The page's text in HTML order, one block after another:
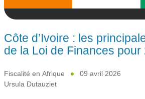
Côte d’Ivoire : les
de la Loi de Finances pour
Fiscalité en Afrique
09 avril 2026
Ursula Dutauziet